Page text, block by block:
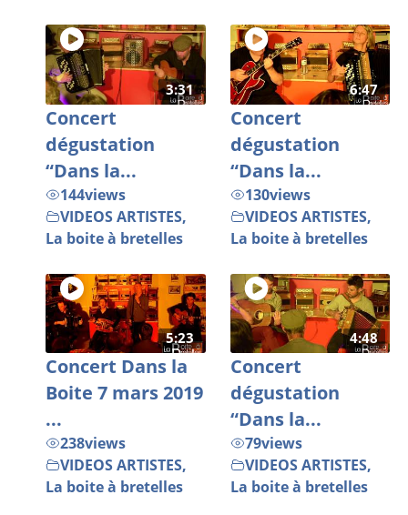
3:31
Concert
dégustation
“Dans la...
144views
VIDEOS ARTISTES,
La boite à bretelles
6:47
Concert
dégustation
“Dans la...
130views
VIDEOS ARTISTES,
La boite à bretelles
5:23
Concert Dans la
Boite 7 mars 2019
...
238views
VIDEOS ARTISTES,
La boite à bretelles
4:48
Concert
dégustation
“Dans la...
79views
VIDEOS ARTISTES,
La boite à bretelles